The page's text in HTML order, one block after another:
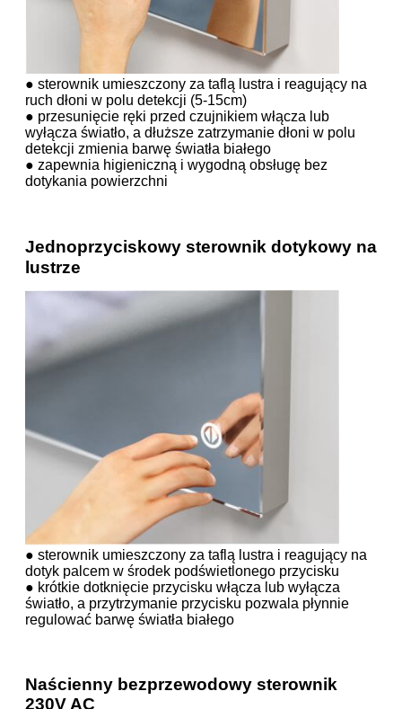
● sterownik umieszczony za taflą lustra i reagujący na
ruch dłoni w polu detekcji (5-15cm)
● przesunięcie ręki przed czujnikiem włącza lub
wyłącza światło, a dłuższe zatrzymanie dłoni w polu
detekcji zmienia barwę światła białego
● zapewnia higieniczną i wygodną obsługę bez
dotykania powierzchni
Jednoprzyciskowy sterownik dotykowy na
lustrze
● sterownik umieszczony za taflą lustra i reagujący na
dotyk palcem w środek podświetlonego przycisku
● krótkie dotknięcie przycisku włącza lub wyłącza
światło, a przytrzymanie przycisku pozwala płynnie
regulować barwę światła białego
Naścienny bezprzewodowy sterownik
230V AC